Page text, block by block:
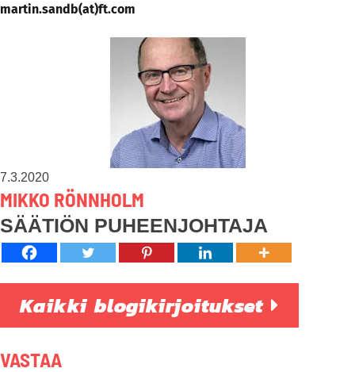
martin.sandb(at)ft.com
7.3.2020
MIKKO RÖNNHOLM
SÄÄTIÖN PUHEENJOHTAJA
Kaikki blogikirjoitukset
VASTAA